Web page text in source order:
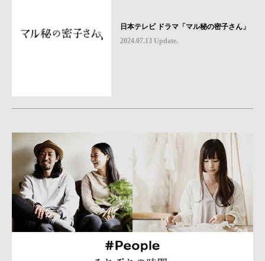
日本テレビ ドラマ「マル秘の密子さん」
2024.07.13 Update.